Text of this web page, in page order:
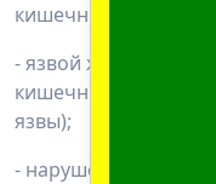
кишечного тракта,
- язвой желудка и
кишечника
язвы);
- нарушением